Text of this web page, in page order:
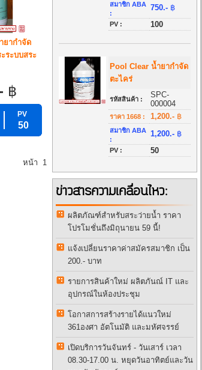
ยากำจัด
ระบบสระ
฿
PV
50
หน้า 1
สมาชิก ABA
:
750.- ฿
PV : 100
Pool Clear น้ำยากำจัด
ตะไคร่
รหัสสินค้า :
SPC-
000004
ราคา 1668 : 1,200.- ฿
สมาชิก ABA
:
1,200.- ฿
PV : 50
ข่าวสารความเคลื่อนไหว:
ผลิตภัณฑ์สำหรับสระว่ายน้ำ ราคา
โปรโมชั่นถึงมิถุนายน 59 นี้!
แจ้งเปลี่ยนราคาค่าสมัครสมาชิก เป็น
200.- บาท
รายการสินค้าใหม่ ผลิตภันณ์ IT และ
อุปกรณ์ในห้องประชุม
โอกาสการสร้างรายได้แนวใหม่
361องศา อัตโนมัติ และมหัศจรรย์
เปิดบริการวันจันทร์ - วันเสาร์ เวลา
08.30-17.00 น. หยุดวันอาทิตย์และวัน